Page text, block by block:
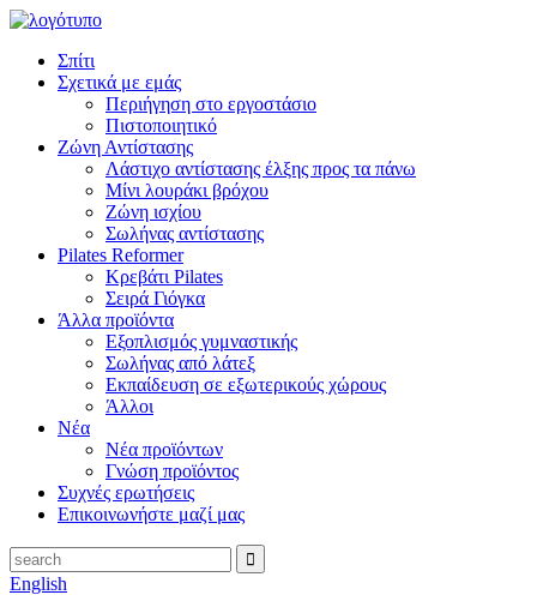
Σπίτι
Σχετικά με εμάς
Περιήγηση στο εργοστάσιο
Πιστοποιητικό
Ζώνη Αντίστασης
Λάστιχο αντίστασης έλξης προς τα πάνω
Μίνι λουράκι βρόχου
Ζώνη ισχίου
Σωλήνας αντίστασης
Pilates Reformer
Κρεβάτι Pilates
Σειρά Γιόγκα
Άλλα προϊόντα
Εξοπλισμός γυμναστικής
Σωλήνας από λάτεξ
Εκπαίδευση σε εξωτερικούς χώρους
Άλλοι
Νέα
Νέα προϊόντων
Γνώση προϊόντος
Συχνές ερωτήσεις
Επικοινωνήστε μαζί μας
English